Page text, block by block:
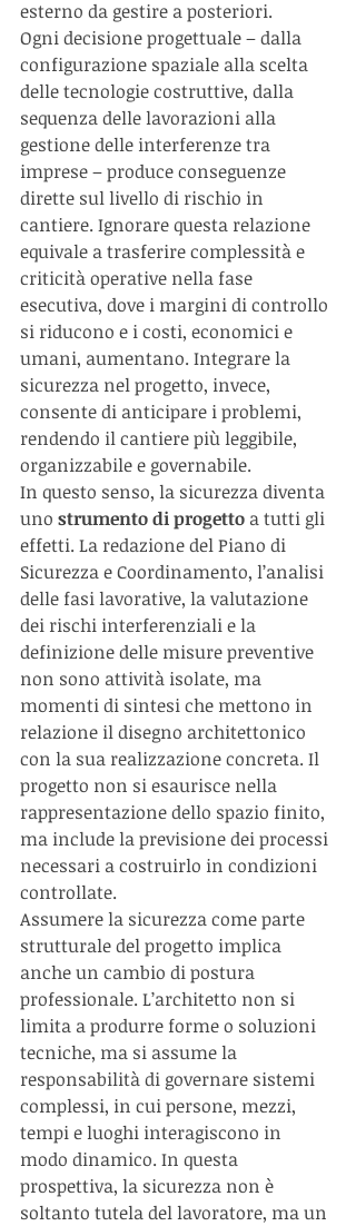
esterno da gestire a posteriori.
Ogni decisione progettuale – dalla
configurazione spaziale alla scelta
delle tecnologie costruttive, dalla
sequenza delle lavorazioni alla
gestione delle interferenze tra
imprese – produce conseguenze
dirette sul livello di rischio in
cantiere. Ignorare questa relazione
equivale a trasferire complessità e
criticità operative nella fase
esecutiva, dove i margini di controllo
si riducono e i costi, economici e
umani, aumentano. Integrare la
sicurezza nel progetto, invece,
consente di anticipare i problemi,
rendendo il cantiere più leggibile,
organizzabile e governabile.
In questo senso, la sicurezza diventa
uno strumento di progetto a tutti gli
effetti. La redazione del Piano di
Sicurezza e Coordinamento, l’analisi
delle fasi lavorative, la valutazione
dei rischi interferenziali e la
definizione delle misure preventive
non sono attività isolate, ma
momenti di sintesi che mettono in
relazione il disegno architettonico
con la sua realizzazione concreta. Il
progetto non si esaurisce nella
rappresentazione dello spazio finito,
ma include la previsione dei processi
necessari a costruirlo in condizioni
controllate.
Assumere la sicurezza come parte
strutturale del progetto implica
anche un cambio di postura
professionale. L’architetto non si
limita a produrre forme o soluzioni
tecniche, ma si assume la
responsabilità di governare sistemi
complessi, in cui persone, mezzi,
tempi e luoghi interagiscono in
modo dinamico. In questa
prospettiva, la sicurezza non è
soltanto tutela del lavoratore, ma un